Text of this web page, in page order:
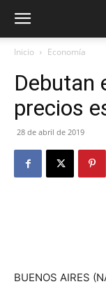
Inicio Economía
Debutan
precios
28 de abril de 2019
BUENOS AIRES